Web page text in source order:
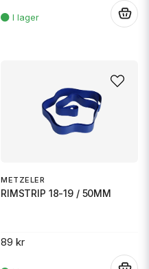
METZELER
RIMSTRIP 18-19 / 50MM
89 kr